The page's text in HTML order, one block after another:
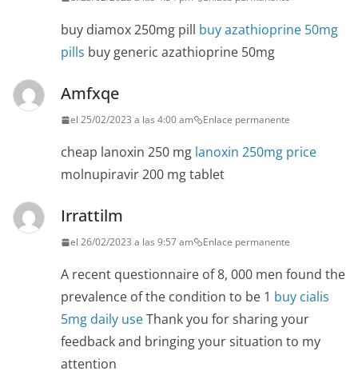
buy diamox 250mg pill buy azathioprine 50mg
pills buy generic azathioprine 50mg
Amfxqe
el 25/02/2023 a las 4:00 am Enlace permanente
cheap lanoxin 250 mg lanoxin 250mg price
molnupiravir 200 mg tablet
Irrattilm
el 26/02/2023 a las 9:57 am Enlace permanente
A recent questionnaire of 8, 000 men found the
prevalence of the condition to be 1 buy cialis
5mg daily useThank you for sharing your
feedback and bringing your situation to my
attention